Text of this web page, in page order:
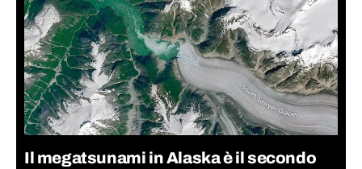
Il megatsunami in Alaska è il secondo